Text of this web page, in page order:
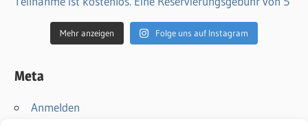
Mehr anzeigen Folge uns auf Instagram
Meta
Anmelden